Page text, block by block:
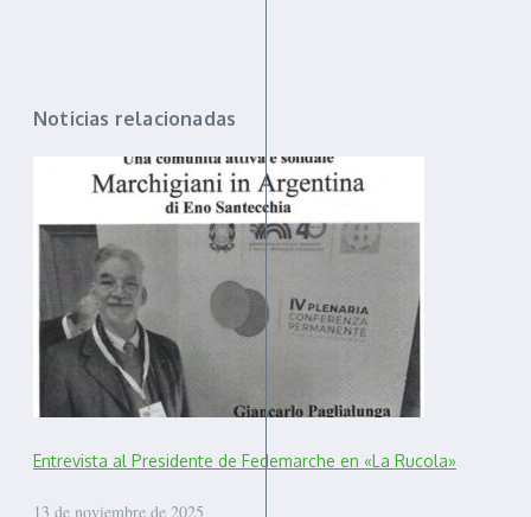
Noticias relacionadas
Entrevista al Presidente de Fedemarche en «La Rucola»
13 de noviembre de 2025